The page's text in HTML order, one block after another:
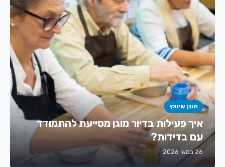
תוכן שיווקי
איך פעילות בדיור מוגן מסייעת להתמודד
עם בדידות?
26 במאי 2026